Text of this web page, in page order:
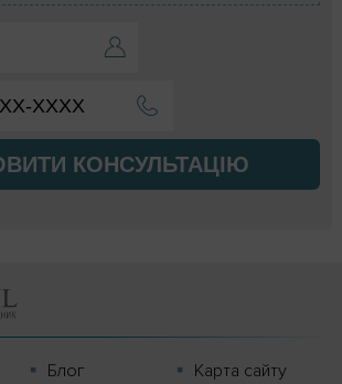
КОНСУЛЬТАЦІЮ
Блог
Карта сайту